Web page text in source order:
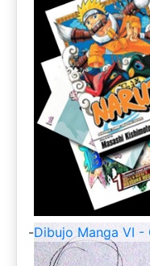
-Dibujo Manga VI -